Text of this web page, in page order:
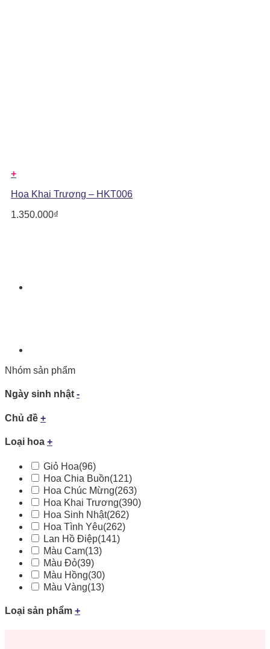
+
Hoa Khai Trương – HKT006
1.350.000₫
Nhóm sản phẩm
Ngày sinh nhật -
Chủ đề +
Loại hoa +
Giỏ Hoa(96)
Hoa Chia Buồn(121)
Hoa Chúc Mừng(263)
Hoa Khai Trương(390)
Hoa Sinh Nhật(262)
Hoa Tình Yêu(262)
Lan Hồ Điệp(141)
Màu Cam(13)
Màu Đỏ(39)
Màu Hồng(30)
Màu Vàng(13)
Loại sản phẩm +